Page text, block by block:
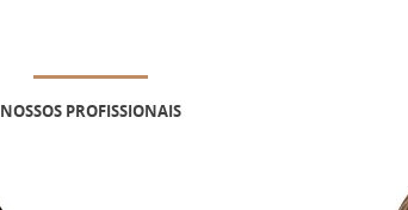
NOSSOS PROFISSIONAIS